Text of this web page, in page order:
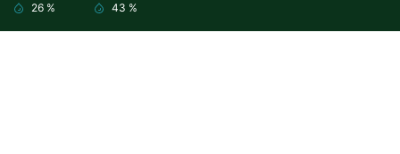
26 %
43 %